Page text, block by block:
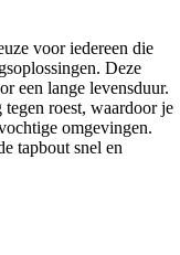
voor iedereen die
Deze
een lange levensduur.
roest, waardoor je
omgevingen.
tapbout snel en